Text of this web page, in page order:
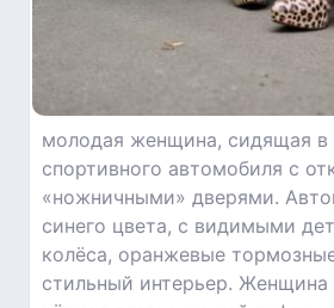
молодая женщина, сидящая в
спортивного автомобиля с
«ножничными» дверями.
синего цвета, с видимыми
колёса, оранжевые
стильный интерьер. Женщина